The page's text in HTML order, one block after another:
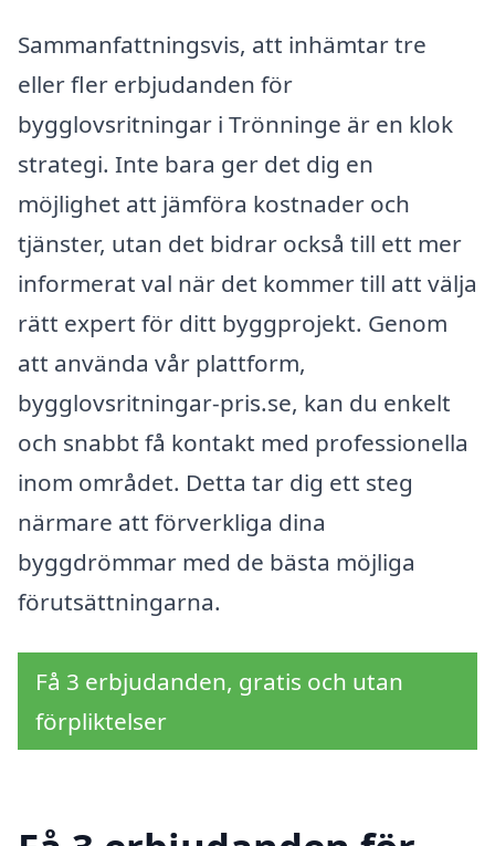
Sammanfattningsvis, att inhämtar tre
eller fler erbjudanden för
bygglovsritningar i Trönninge är en klok
strategi. Inte bara ger det dig en
möjlighet att jämföra kostnader och
tjänster, utan det bidrar också till ett mer
informerat val när det kommer till att välja
rätt expert för ditt byggprojekt. Genom
att använda vår plattform,
bygglovsritningar-pris.se, kan du enkelt
och snabbt få kontakt med professionella
inom området. Detta tar dig ett steg
närmare att förverkliga dina
byggdrömmar med de bästa möjliga
förutsättningarna.
Få 3 erbjudanden, gratis och utan
förpliktelser